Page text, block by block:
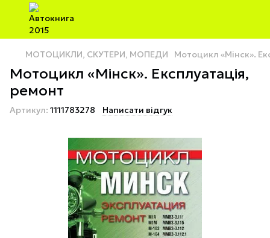
МОТОЦИКЛИ, СКУТЕРИ, МОПЕДИ Мотоцикл «Мінск».
Мотоцикл «Мінск». Експлуатація,
ремонт
Артикул: 1111783278 Написати відгук